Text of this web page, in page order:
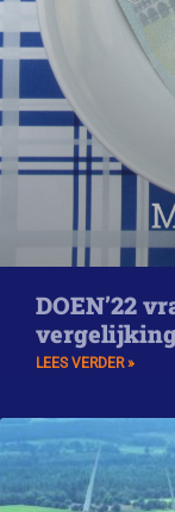
DOEN’22
LEES VERDER »